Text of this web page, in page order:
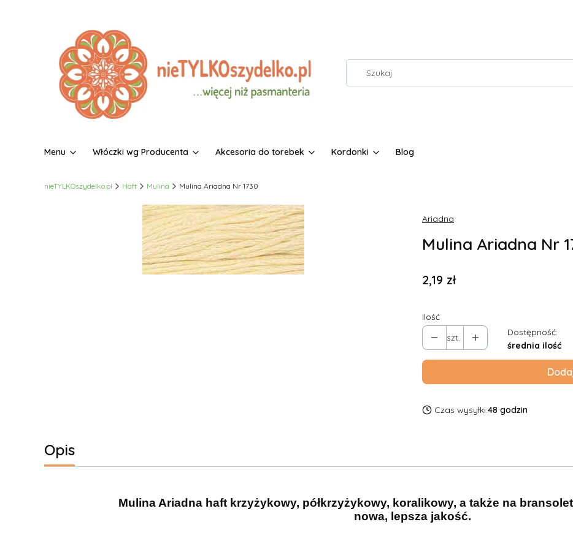
Menu Włóczki wg Producenta Akcesoria do torebek Kordonki Blog
nieTYLKOszydelko.pl Haft Mulina Mulina Ariadna Nr 1730
Ariadna
Mulina Ariadna Nr
Cena
2,19 zł
Ilość
szt.
Dostępność:
średnia ilość
Czas wysyłki:48 godzin
Opis
Mulina Ariadna haft krzyżykowy, półkrzyżykowy, koralikowy, a także na
nowa, lepsza jakość.